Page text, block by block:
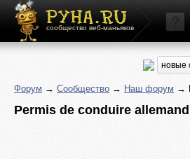
сообщество веб-маньяков
новые
Форум → Сообщество → Наш форум →
Permis de conduire